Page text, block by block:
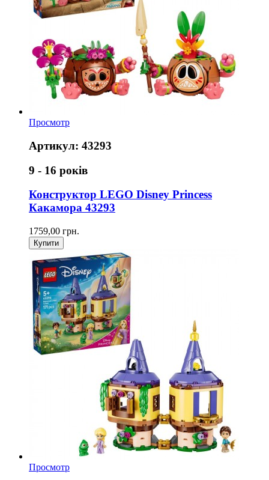
Просмотр
Артикул: 43293
9 - 16 років
Конструктор LEGO Disney Princess
Какамора 43293
1759,00 грн.
Купити
Просмотр